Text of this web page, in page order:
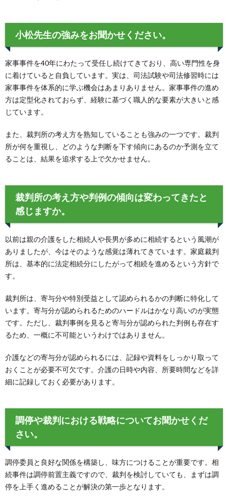
小松先生の強みをお聞かせください。
家事事件を40年にわたって受任し続けてきており、高い専門性を身
に着けていると自負しています。実は、司法試験や司法修習時には
家事事件を体系的に学ぶ機会はあまりありません。家事事件の進め
方は定型化されておらず、経験に基づく職人的な要素が大きいと感
じています。
また、裁判所の考え方を熟知していることも強みの一つです。裁判
所が何を重視し、どのような判断を下す傾向にあるのか予測を立て
ることは、結果を追求する上で欠かせません。
裁判所の考え方や判例の傾向は変わってきたと
感じますか。
以前は親の介護をした相続人や長男が多めに相続するという風潮が
ありましたが、今はそのような感覚は薄れてきています。家庭裁判
所は、基本的に法定相続分にしたがって相続を進めるという方針で
す。
裁判所は、寄与分や特別受益として認められるかの判断に特化して
います。寄与分が認められるためのハードルはかなり高いのが実態
です。ただし、裁判事例を見ると寄与分が認められた判例も存在す
るため、一概に不可能というわけではありません。
介護などの寄与分が認められるには、記録や資料をしっかり取って
おくことが必要不可欠です。介護の日時や内容、所要時間などを詳
細に記録しておく必要があります。
調停や裁判における戦略についてお聞かせくだ
さい。
調停委員と良好な関係を構築し、味方につけることが重要です。相
続事件は調停前置主義ですので、裁判を検討していても、まずは調
停を上手く進めることが解決の第一歩となります。